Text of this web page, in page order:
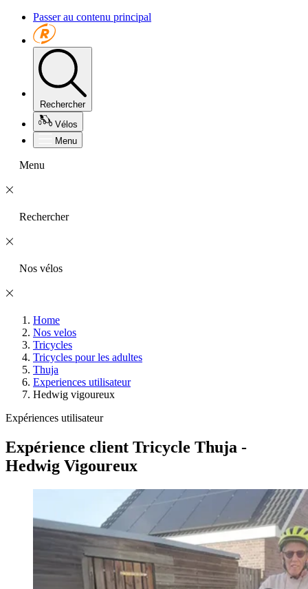
Passer au contenu principal
Rechercher
Vélos
Menu
Menu
Rechercher
Nos vélos
Home
Nos velos
Tricycles
Tricycles pour les adultes
Thuja
Experiences utilisateur
Hedwig vigoureux
Expériences utilisateur
Expérience client Tricycle Thuja -
Hedwig Vigoureux